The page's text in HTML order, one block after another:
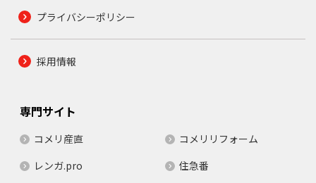
プライバシーポリシー
採用情報
専門サイト
コメリ産直
コメリリフォーム
レンガ.pro
住急番